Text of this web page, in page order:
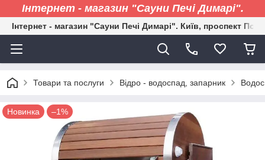
Інтернет - магазин "Сауни Печі Димарі".
Інтернет - магазин "Сауни Печі Димарі". Київ, проспект
Товари та послуги Відро - водоспад, запарник
Новинка –1%